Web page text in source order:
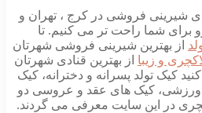
شیرینی فروشی در کرج ، تهران و
برای شما راحت تر می کنیم. تا
از بهترین شیرینی فروشی شهرتان
و زیبا از بهترین قنادی شهرتان
کیک تولد پسرانه و دخترانه، کیک
ورزشی، کیک های عقد و عروسی دو
در این سایت معرفی می گردند.